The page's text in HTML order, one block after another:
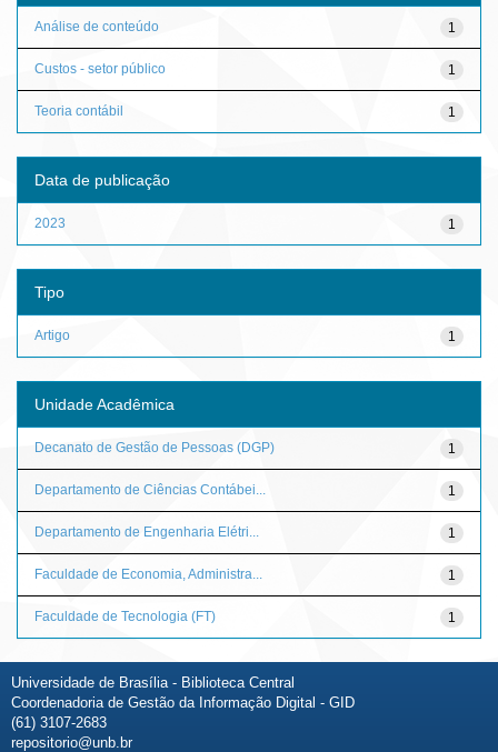
1
Análise de conteúdo
1
Custos - setor público
1
Teoria contábil
Data de publicação
1
2023
Tipo
1
Artigo
Unidade Acadêmica
1
Decanato de Gestão de Pessoas (DGP)
1
Departamento de Ciências Contábei...
1
Departamento de Engenharia Elétri...
1
Faculdade de Economia, Administra...
1
Faculdade de Tecnologia (FT)
Universidade de Brasília - Biblioteca Central
Coordenadoria de Gestão da Informação Digital - GID
(61) 3107-2683
repositorio@unb.br